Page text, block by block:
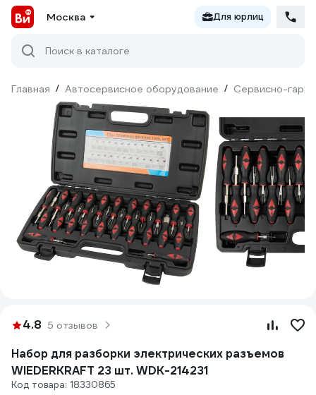
Москва Для юрлиц
Поиск в каталоге
Главная / Автосервисное оборудование / Сервисно-
4.8 5 отзывов
Набор для разборки электрических разъемов
WIEDERKRAFT 23 шт. WDK-214231
Код товара: 18330865